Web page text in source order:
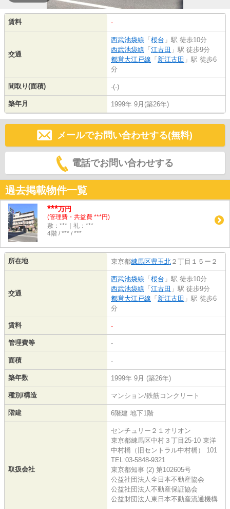
賃料 -
交通
西武池袋線 「 桜台 」駅 徒歩10分
西武池袋線 「 江古田 」駅 徒歩9分
都営大江戸線 「 新江古田 」駅 徒歩6
分
間取り(面積) -(-)
築年月 1999年 9月(築26年)
メールでお問い合わせする(無料)
電話でお問い合わせする
過去掲載物件一覧
***万円
(管理費・共益費 ***円)
敷：***｜礼：***
4階 / *** / ***
所在地 東京都練馬区豊玉北 ２丁目１５ー２
交通
西武池袋線 「 桜台 」駅 徒歩10分
西武池袋線 「 江古田 」駅 徒歩9分
都営大江戸線 「 新江古田 」駅 徒歩6
分
賃料 -
管理費等 -
面積 -
築年数 1999年 9月 (築26年)
種別/構造 マンション/鉄筋コンクリート
階建 6階建 地下1階
取扱会社
センチュリー２１オリオン
東京都練馬区中村３丁目25-10 東洋
中村橋（旧セントラル中村橋） 101
TEL:03-5848-9321
東京都知事 (2) 第102605号
公益社団法人全日本不動産協会
公益社団法人不動産保証協会
公益財団法人東日本不動産流通機構